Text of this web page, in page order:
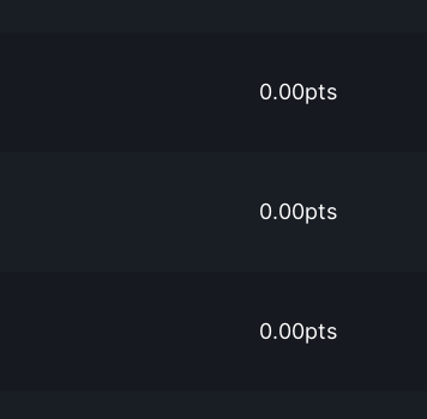
0.00pts
0.00pts
0.00pts